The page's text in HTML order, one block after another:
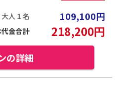
大人１名 109,100円
金合計 218,200円
の詳細